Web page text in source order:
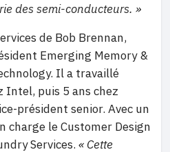
des semi-conducteurs. »
de Bob Brennan,
Emerging Memory &
Il a travaillé
Intel, puis 5 ans chez
président senior. Avec un
charge le Customer Design
Services. « Cette